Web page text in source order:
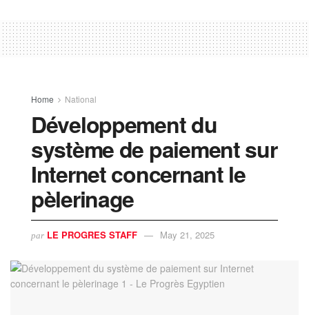
Home National
Développement du
système de paiement sur
Internet concernant le
pèlerinage
par LE PROGRES STAFF May 21, 2025